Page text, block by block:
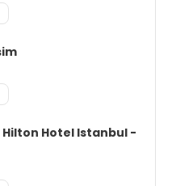
Hotel Istanbul -